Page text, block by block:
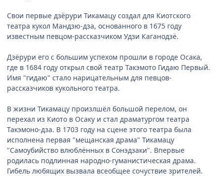
Свои первые дзёрури Тикамацу создал для Киотского
театра кукол Мандзю-дза, основанного в 1675 году
известным певцом-рассказчиком Удзи Каганодзё.
Дзёрури его с большим успехом прошли в городе Осака,
где в 1684 году открыл свой театр Такэмото Гидаю Первый.
Имя "гидаю" стало нарицательным для певцов-
рассказчиков кукольного театра.
В жизни Тикамацу произлшёл большой перелом, он
перехал из Киото в Осаку и стал драматургом театра
Такэмоно-дза. В 1703 году на сцене этого театра была
исполнена первая "мещанская драма" Тикамацу
"Самоубийство влюблённых в Сонэдзаки". Впервые
родилась подлинная народно-гуманистическая драма.
Гибель любящих вызвала всеобщее сочуствие зрителей.